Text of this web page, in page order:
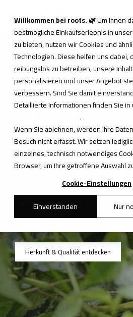
Willkommen bei roots. 🌿Um Ihnen
bestmögliche Einkaufserlebnis in
zu bieten, nutzen wir Cookies und
Technologien. Diese helfen uns dabei,
reibungslos zu betreiben, unsere
personalisieren und unser Angebot
verbessern. Sind Sie damit
Detaillierte Informationen finden Sie
.
Wenn Sie ablehnen, werden Ihre
Besuch nicht erfasst. Wir setzen
einzelnes, technisch notwendiges
Browser, um Ihre getroffene Auswahl
Cookie-Einstellungen
Einverstanden
Nur
main
content.
Gewürze,
Geschmack
vertiefen
Ausgewählte Gewürze für
und Charakter
— in der Küche und überall
zählt.
Herkunft & Qualität entdecken